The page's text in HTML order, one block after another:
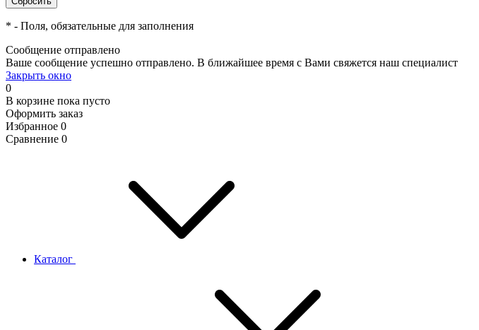
* - Поля, обязательные для заполнения
Сообщение отправлено
Ваше сообщение успешно отправлено. В ближайшее время с Вами свяжется наш специалист
Закрыть окно
0
В корзине пока пусто
Оформить заказ
Избранное 0
Сравнение 0
Каталог